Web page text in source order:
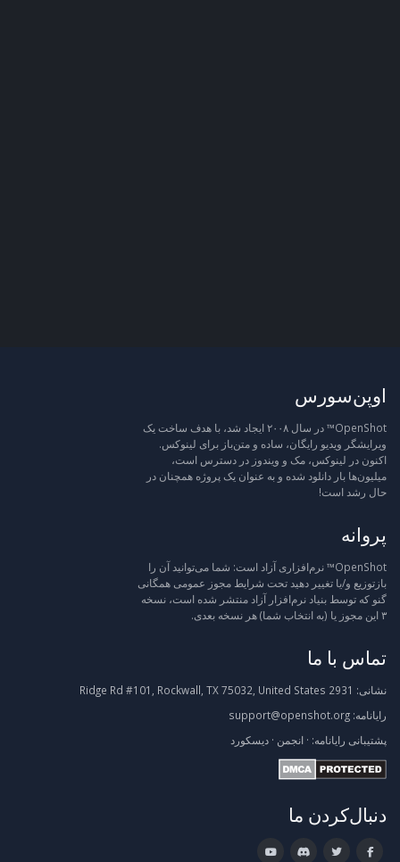
اوپن‌سورس
OpenShot™ در سال ۲۰۰۸ ایجاد شد، با هدف ساخت یک
ویرایشگر ویدیو رایگان، ساده و متن‌باز برای لینوکس.
اکنون در لینوکس، مک و ویندوز در دسترس است،
میلیون‌ها بار دانلود شده و به عنوان یک پروژه همچنان در
حال رشد است!
پروانه
OpenShot™ نرم‌افزاری آزاد است: شما می‌توانید آن را
بازتوزیع و/یا تغییر دهید تحت شرایط مجوز عمومی همگانی
گنو که توسط بنیاد نرم‌افزار آزاد منتشر شده است، نسخه
۳ این مجوز یا (به انتخاب شما) هر نسخه بعدی.
تماس با ما
نشانی:
رایانامه: support@openshot.org
پشتیبانی رایانامه: · انجمن · دیسکورد
دنبال‌کردن ما